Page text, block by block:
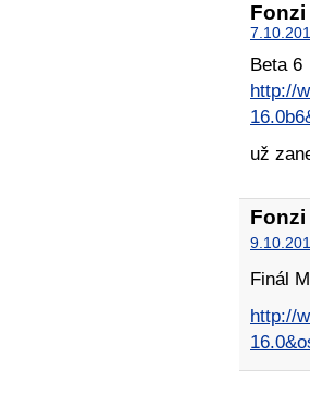
Fonzi
Beta 6
http://
už
Fonzi
Finál
http://